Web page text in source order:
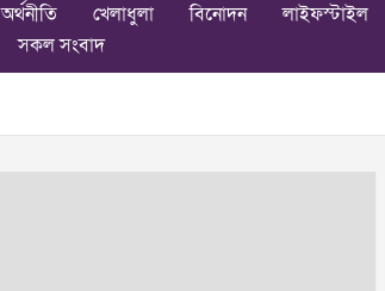
অর্থনীতি খেলাধুলা বিনোদন লাইফস্টাইল
সকল সংবাদ